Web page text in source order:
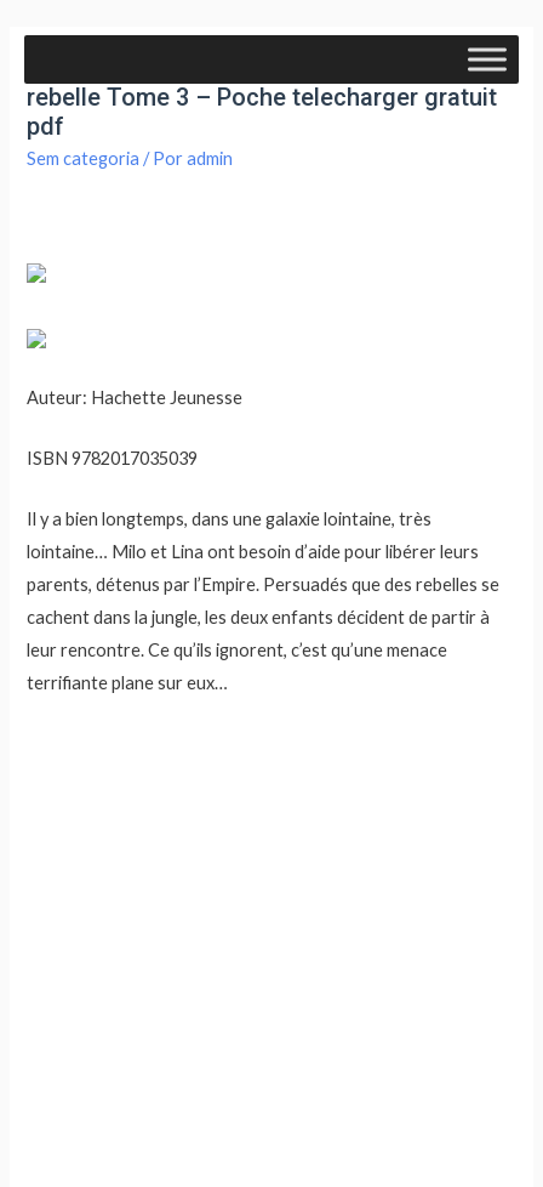
rebelle Tome 3 – Poche telecharger gratuit
pdf
Sem categoria / Poradmin
Auteur: Hachette Jeunesse
ISBN 9782017035039
Il y a bien longtemps, dans une galaxie lointaine, très
lointaine… Milo et Lina ont besoin d’aide pour libérer leurs
parents, détenus par l’Empire. Persuadés que des rebelles se
cachent dans la jungle, les deux enfants décident de partir à
leur rencontre. Ce qu’ils ignorent, c’est qu’une menace
terrifiante plane sur eux…